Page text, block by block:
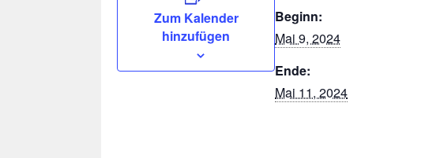
Zum Kalender
hinzufügen
Beginn:
Mai 9, 2024
Ende:
Mai 11, 2024